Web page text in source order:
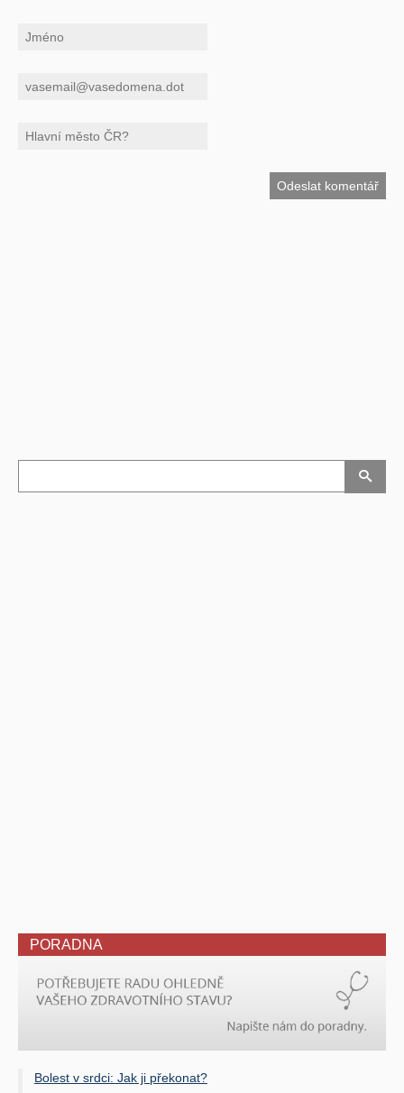
PORADNA
Bolest v srdci: Jak ji překonat?